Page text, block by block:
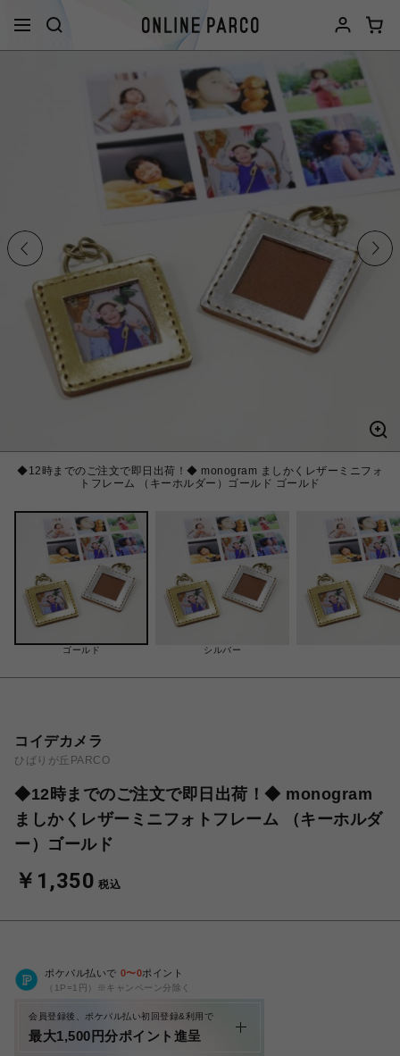
◆12時までのご注文で即日出荷！◆ monogram ましかくレザーミニフォ
トフレーム （キーホルダー）ゴールド ゴールド
ゴールド シルバー
コイデカメラ
ひばりが丘PARCO
◆12時までのご注文で即日出荷！◆ monogram
ましかくレザーミニフォトフレーム （キーホルダ
ー）ゴールド
￥1,350 税込
ポケパル払いで 0〜0ポイント
（1P=1円）※キャンペーン分除く
会員登録後、ポケパル払い初回登録&利用で
最大1,500円分ポイント進呈